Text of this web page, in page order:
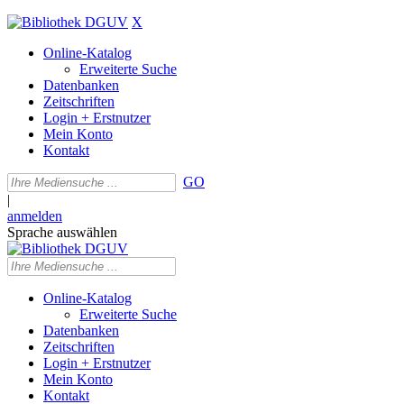
X
Online-Katalog
Erweiterte Suche
Datenbanken
Zeitschriften
Login + Erstnutzer
Mein Konto
Kontakt
GO
|
anmelden
Sprache auswählen
Online-Katalog
Erweiterte Suche
Datenbanken
Zeitschriften
Login + Erstnutzer
Mein Konto
Kontakt